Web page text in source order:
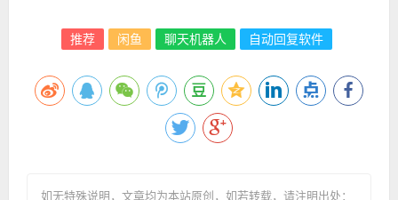
推荐 闲鱼 聊天机器人 自动回复软件
如无特殊说明，文章均为本站原创 ，如若转载，请注明出处：